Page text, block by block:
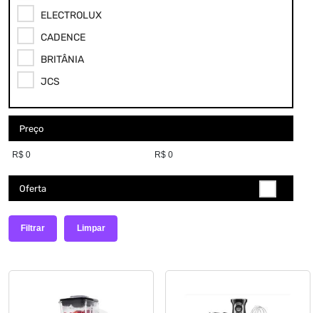
ELECTROLUX
CADENCE
BRITÂNIA
JCS
Preço
Oferta
Filtrar Limpar